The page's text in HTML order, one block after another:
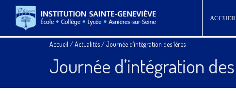
Accueil /Actualités/Journée d’intégration des 1ères
Journée d’intégration des